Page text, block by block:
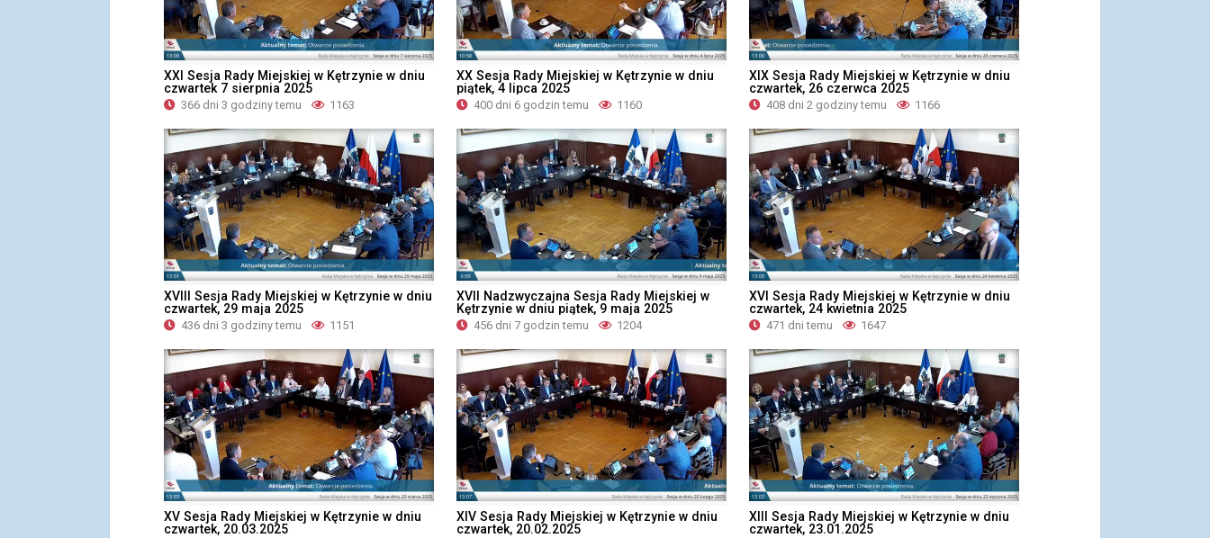
XXI Sesja Rady Miejskiej w Kętrzynie w dniu
czwartek 7 sierpnia 2025
366 dni 3 godziny temu 1163
XX Sesja Rady Miejskiej w Kętrzynie w dniu
piątek, 4 lipca 2025
400 dni 6 godzin temu 1160
XIX Sesja Rady Miejskiej w Kętrzynie w dniu
czwartek, 26 czerwca 2025
408 dni 2 godziny temu 1166
XVIII Sesja Rady Miejskiej w Kętrzynie w dniu
czwartek, 29 maja 2025
436 dni 3 godziny temu 1151
XVII Nadzwyczajna Sesja Rady Miejskiej w
Kętrzynie w dniu piątek, 9 maja 2025
456 dni 7 godzin temu 1204
XVI Sesja Rady Miejskiej w Kętrzynie w dniu
czwartek, 24 kwietnia 2025
471 dni temu 1647
XV Sesja Rady Miejskiej w Kętrzynie w dniu
czwartek, 20.03.2025
XIV Sesja Rady Miejskiej w Kętrzynie w dniu
czwartek, 20.02.2025
XIII Sesja Rady Miejskiej w Kętrzynie w dniu
czwartek, 23.01.2025